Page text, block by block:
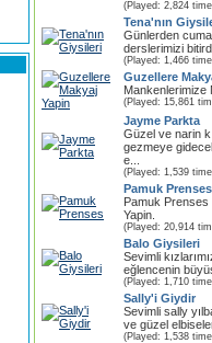
(Played: 2,824
Tena'nın
Günlerden
derslerimizi
(Played: 1,466
Guzellere
Mankenlerimize
(Played: 15,861
Jayme Parkta
Güzel ve narin
gezmeye
e...
(Played: 1,539
Pamuk Prenses
Pamuk Prenses
Yapin.
(Played: 20,914
Balo Giysileri
Sevimli
eğlencenin
(Played: 1,710
Sally'i Giydir
Sevimli sally
ve güzel
(Played: 1,538